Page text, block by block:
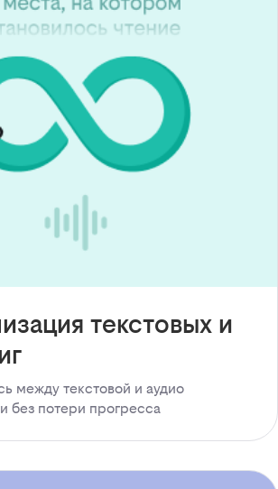
текстовых и
между текстовой и аудио
без потери прогресса